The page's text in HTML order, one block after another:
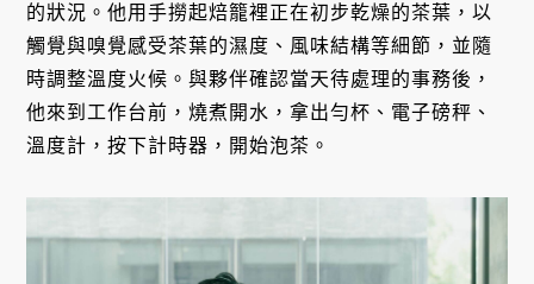
的狀況。他用手撈起焙籠裡正在初步乾燥的茶葉，以
觸覺與嗅覺感受茶葉的濕度、風味結構等細節，並隨
時調整溫度火候。與夥伴確認當天待處理的事務後，
他來到工作台前，燒煮開水，拿出勻杯、電子磅秤、
溫度計，按下計時器，開始泡茶。